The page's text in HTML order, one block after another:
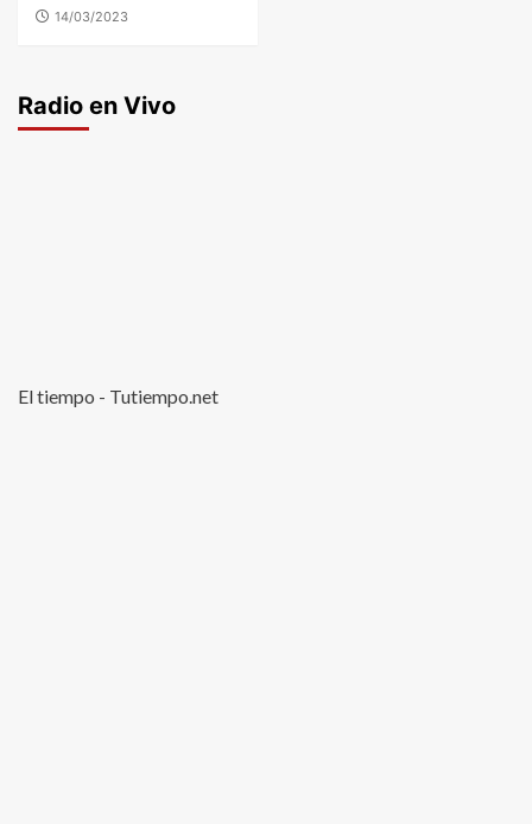
14/03/2023
Radio en Vivo
El tiempo - Tutiempo.net